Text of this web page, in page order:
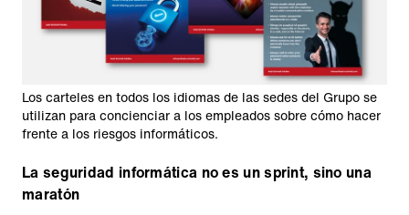
Los carteles en todos los idiomas de las sedes del Grupo se
utilizan para concienciar a los empleados sobre cómo hacer
frente a los riesgos informáticos.
La seguridad informática no es un sprint, sino una
maratón